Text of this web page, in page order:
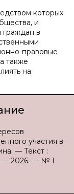
которых
и
граждан в
правовые
также
на
участия в
— Текст :
— 2026. — № 1